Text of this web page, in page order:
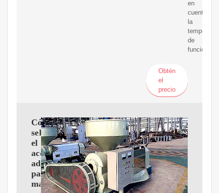
en
cuenta
la
de
Obtén
el
precio
Cómo
seleccionar
el
aceite
adecuado
para
maquinaria